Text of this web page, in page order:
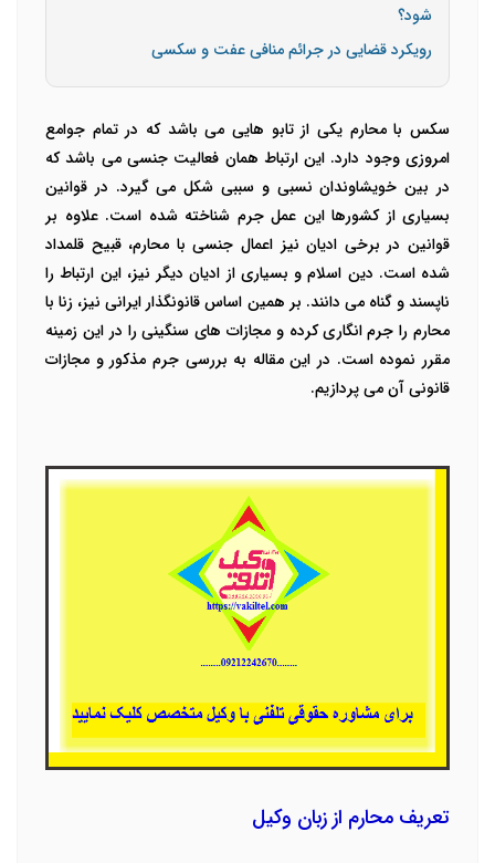
شود؟
رویکرد قضایی در جرائم منافی عفت و سکسی
سکس با محارم یکی از تابو هایی می باشد که در تمام جوامع
امروزی وجود دارد. این ارتباط همان فعالیت جنسی می باشد که
در بین خویشاوندان نسبی و سببی شکل می گیرد. در قوانین
بسیاری از کشورها این عمل جرم شناخته شده است. علاوه بر
قوانین در برخی ادیان نیز اعمال جنسی با محارم، قبیح قلمداد
شده است. دین اسلام و بسیاری از ادیان دیگر نیز، این ارتباط را
ناپسند و گناه می دانند. بر همین اساس قانونگذار ایرانی نیز، زنا با
محارم را جرم انگاری کرده و مجازات های سنگینی را در این زمینه
مقرر نموده است. در این مقاله به بررسی جرم مذکور و مجازات
قانونی آن می پردازیم.
تعریف محارم از زبان وکیل